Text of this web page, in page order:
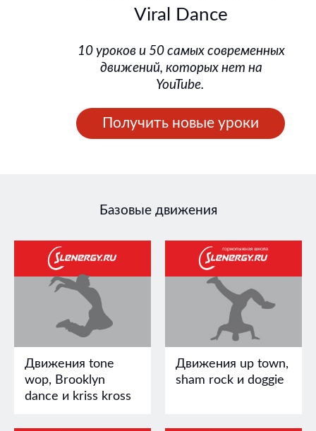
Viral Dance
10 уроков и 50 самых современных
движений, которых нет на
YouTube.
Получить новые уроки
Базовые движения
Движения tone
wop, Brooklyn
dance и kriss kross
Движения up town,
sham rock и doggie